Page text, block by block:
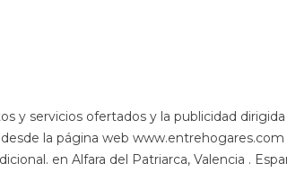
y servicios ofertados y la publicidad
la página web
en Alfara del Patriarca, Valencia .